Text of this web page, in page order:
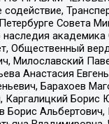
Совета
Общественный
Милославский
Анастасия
Барахоев
Борис